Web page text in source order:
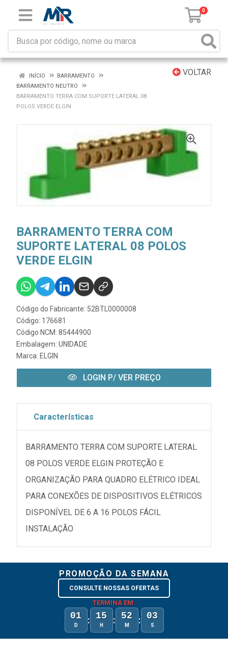
0
VOLTAR
INÍCIO
BARRAMENTO
BARRAMENTO NEUTRO
BARRAMENTO TERRA COM SUPORTE LATERAL 08
POLOS VERDE ELGIN
BARRAMENTO TERRA COM
SUPORTE LATERAL 08 POLOS
VERDE ELGIN
Código do Fabricante: 52BTL0000008
Código: 176681
Código NCM: 85444900
Embalagem: UNIDADE
Marca: ELGIN
LOGIN P/ VER PREÇO
Características
BARRAMENTO TERRA COM SUPORTE LATERAL
08 POLOS VERDE ELGIN PROTEÇÃO E
ORGANIZAÇÃO PARA QUADRO ELÉTRICO IDEAL
PARA CONEXÕES DE DISPOSITIVOS ELÉTRICOS
DISPONÍVEL DE 6 A 16 POLOS FÁCIL
INSTALAÇÃO
PROMOÇÃO DA SEMANA
CONSULTE NOSSAS OFERTAS
TERMINA EM:
01
D : 15
H : 52
M : 03
S